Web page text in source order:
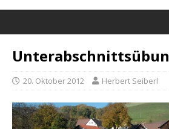
20. Oktober 2012 Herbert Seiberl